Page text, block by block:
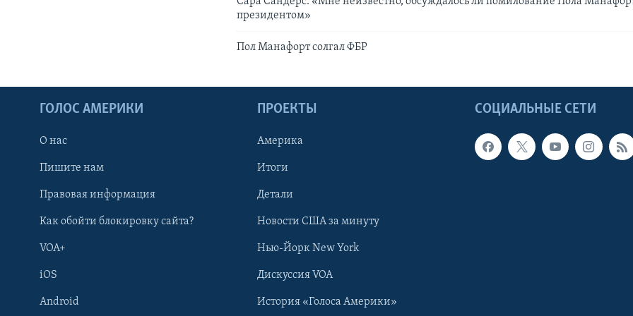
президентом»
Пол Манафорт солгал ФБР
СОЦИАЛЬНЫЕ СЕТИ
ГОЛОС АМЕРИКИ
О нас
Пишите нам
Правовая информация
Как обойти блокировку сайта?
VOA+
iOS
Android
ПРОЕКТЫ
Америка
Итоги
Детали
Новости США за минуту
Нью-Йорк New York
Дискуссия VOA
История «Голоса Америки»